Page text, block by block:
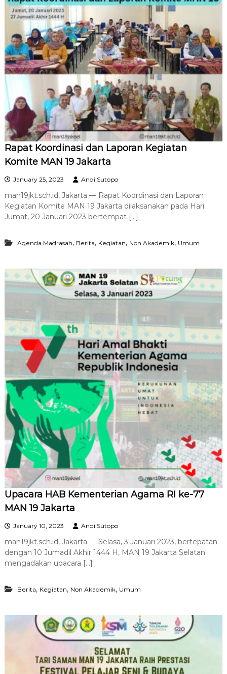
Rapat Koordinasi dan Laporan Kegiatan
Komite MAN 19 Jakarta
January 25, 2023 Andi Sutopo
man19jkt.sch.id, Jakarta — Rapat Koordinasi dan Laporan
Kegiatan Komite MAN 19 Jakarta dilaksanakan pada Hari
Jumat, 20 Januari 2023 bertempat […]
Agenda Madrasah, Berita, Kegiatan, Non Akademik, Umum
Upacara HAB Kementerian Agama RI ke-77
MAN 19 Jakarta
January 10, 2023 Andi Sutopo
man19jkt.sch.id, Jakarta — Selasa, 3 Januari 2023, bertepatan
dengan 10 Jumadil Akhir 1444 H, MAN 19 Jakarta Selatan
mengadakan upacara […]
Berita, Kegiatan, Non Akademik, Umum